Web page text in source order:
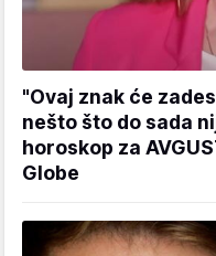
"Ovaj znak će
nešto što do sada
horoskop za
Globe